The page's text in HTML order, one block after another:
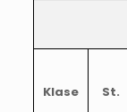
Klase St.